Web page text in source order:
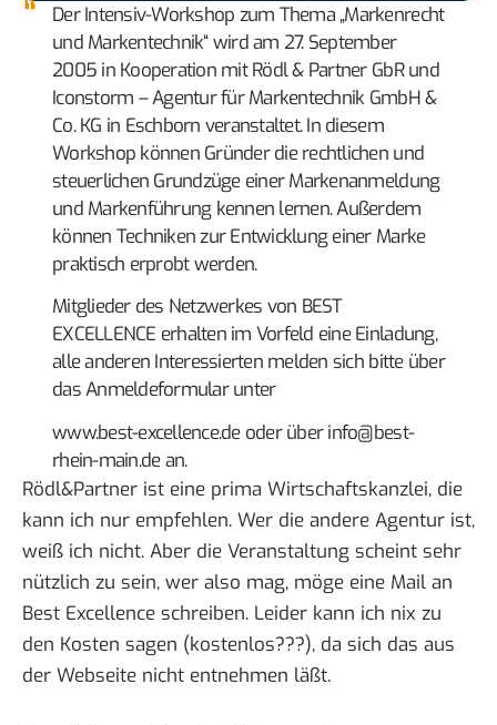
Der Intensiv-Workshop zum Thema „Markenrecht
und Markentechnik“ wird am 27. September
2005 in Kooperation mit Rödl & Partner GbR und
Iconstorm – Agentur für Markentechnik GmbH &
Co. KG in Eschborn veranstaltet. In diesem
Workshop können Gründer die rechtlichen und
steuerlichen Grundzüge einer Markenanmeldung
und Markenführung kennen lernen. Außerdem
können Techniken zur Entwicklung einer Marke
praktisch erprobt werden.
Mitglieder des Netzwerkes von BEST
EXCELLENCE erhalten im Vorfeld eine Einladung,
alle anderen Interessierten melden sich bitte über
das Anmeldeformular unter
www.best-excellence.deoder über info@best-
rhein-main.de an.
Rödl&Partner ist eine prima Wirtschaftskanzlei, die
kann ich nur empfehlen. Wer die andere Agentur ist,
weiß ich nicht. Aber die Veranstaltung scheint sehr
nützlich zu sein, wer also mag, möge eine Mail an
Best Excellence schreiben. Leider kann ich nix zu
den Kosten sagen (kostenlos???), da sich das aus
der Webseite nicht entnehmen läßt.